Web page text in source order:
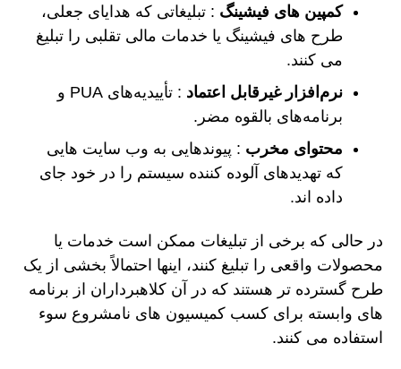
کمپین های فیشینگ : تبلیغاتی که هدایای جعلی،
طرح های فیشینگ یا خدمات مالی تقلبی را تبلیغ
می کنند.
نرم‌افزار غیرقابل اعتماد
: تأییدیه‌های PUA و
برنامه‌های بالقوه مضر.
محتوای مخرب : پیوندهایی به وب سایت هایی
که تهدیدهای آلوده کننده سیستم را در خود جای
داده اند.
در حالی که برخی از تبلیغات ممکن است خدمات یا
محصولات واقعی را تبلیغ کنند، اینها احتمالاً بخشی از یک
طرح گسترده تر هستند که در آن کلاهبرداران از برنامه
های وابسته برای کسب کمیسیون های نامشروع سوء
استفاده می کنند.